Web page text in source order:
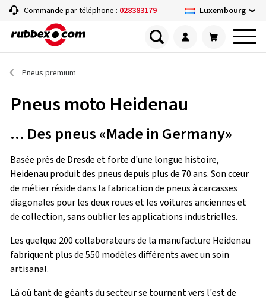
Commande par téléphone : 028383179 Luxembourg
Pneus premium
Pneus moto Heidenau
... Des pneus «Made in Germany»
Basée près de Dresde et forte d'une longue histoire,
Heidenau produit des pneus depuis plus de 70 ans. Son cœur
de métier réside dans la fabrication de pneus à carcasses
diagonales pour les deux roues et les voitures anciennes et
de collection, sans oublier les applications industrielles.
Les quelque 200 collaborateurs de la manufacture Heidenau
fabriquent plus de 550 modèles différents avec un soin
artisanal.
Là où tant de géants du secteur se tournent vers l'est de